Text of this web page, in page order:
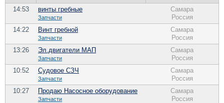
14:53 винты гребные
Запчасти
Самара
Россия
14:22
Винт гребной
Запчасти
Самара
Россия
13:26
Эл.двигатели МАП
Запчасти
Самара
Россия
10:52
Судовое СЗЧ
Запчасти
Самара
Россия
10:27
Продаю Насосное оборудование
Запчасти
Самара
Россия